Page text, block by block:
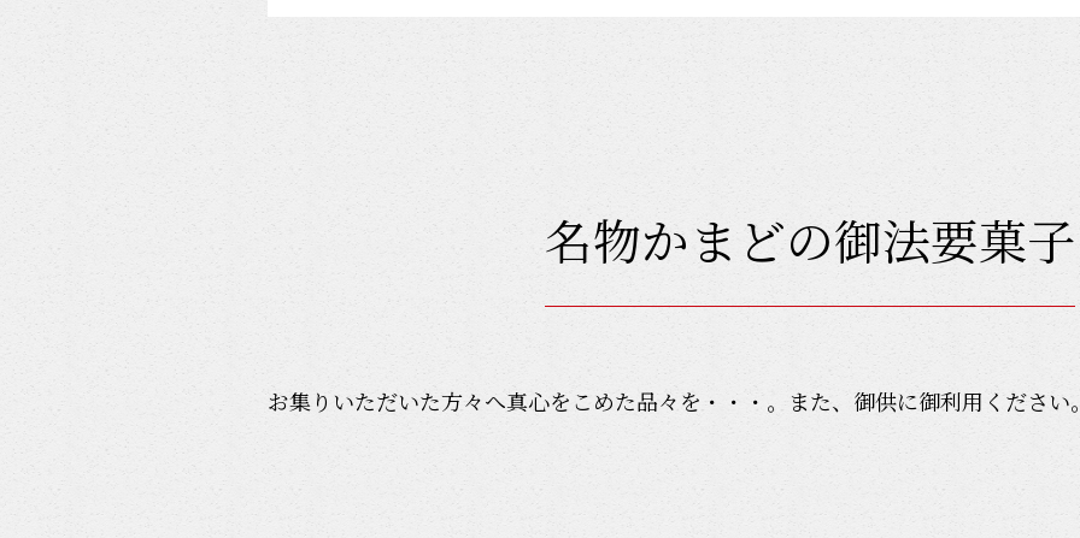
名物かまどの御法要菓子
お集りいただいた方々へ真心をこめた品々を・・・。また、御供に御利用ください